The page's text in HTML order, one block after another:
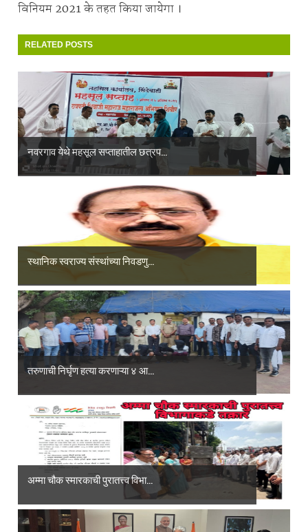
विनियम 2021 के तहत किया जायेगा ।
RELATED POSTS
नवरगाव येथे महसूल सप्ताहातील छत्रप...
स्थानिक स्वराज्य संस्थांच्या निवडणु...
तरुणाची निर्घृण हत्या करणाऱ्या ४ आ...
अम्मा चौक स्मारकाची पुरातत्त्व विभा...